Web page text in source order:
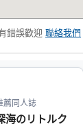
錯誤歡迎 聯絡我們
薦同人誌
海のリトルク